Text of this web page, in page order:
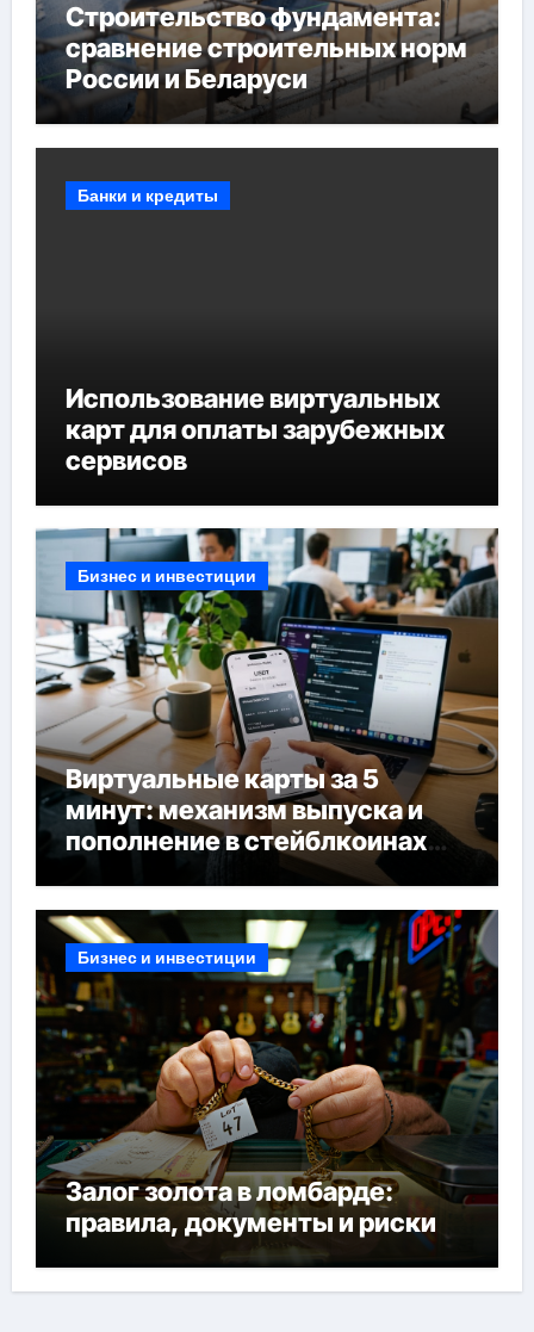
Строительство фундамента:
сравнение строительных норм
России и Беларуси
Банки и кредиты
Использование виртуальных
карт для оплаты зарубежных
сервисов
Бизнес и инвестиции
Виртуальные карты за 5
минут: механизм выпуска и
пополнение в стейблкоинах
без банковской верификации
Бизнес и инвестиции
Залог золота в ломбарде:
правила, документы и риски